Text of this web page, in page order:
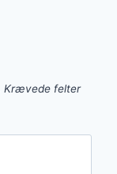
Krævede felter